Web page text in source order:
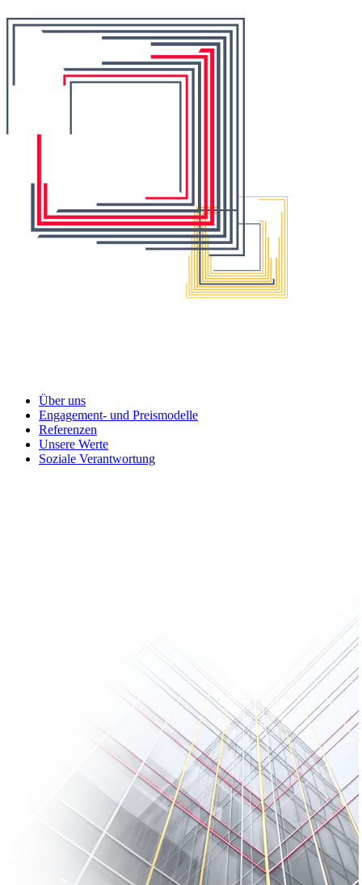
Über uns
Engagement- und Preismodelle
Referenzen
Unsere Werte
Soziale Verantwortung